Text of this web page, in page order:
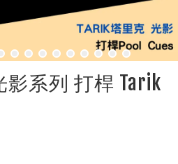
影系列 打桿 Tarik